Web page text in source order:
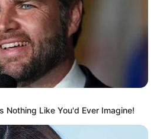
Nothing Like You'd Ever Imagine!